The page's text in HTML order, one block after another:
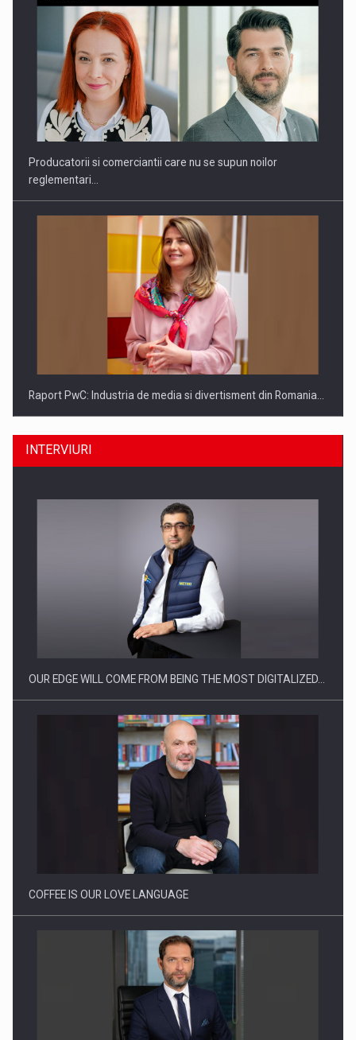
Webinar - Business Evolution-RETHINK STRATEGY-Finantare
Investitii Digitalizare
Producatorii si comerciantii care nu se supun noilor
reglementari…
Raport PwC: Industria de media si divertisment din Romania…
Ce nu stiu Directorii de HR despre performanta echipelor…
Cum invatam sa spunem nu intr-o cultura care pedepseste…
INTERVIURI
OUR EDGE WILL COME FROM BEING THE MOST DIGITALIZED…
COFFEE IS OUR LOVE LANGUAGE